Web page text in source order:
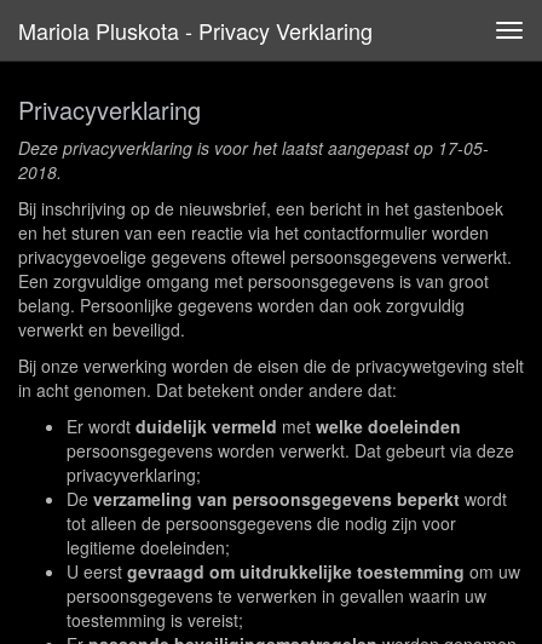
Mariola Pluskota - Privacy Verklaring
Privacyverklaring
Deze privacyverklaring is voor het laatst aangepast op 17-05-
2018.
Bij inschrijving op de nieuwsbrief, een bericht in het gastenboek
en het sturen van een reactie via het contactformulier worden
privacygevoelige gegevens oftewel persoonsgegevens verwerkt.
Een zorgvuldige omgang met persoonsgegevens is van groot
belang. Persoonlijke gegevens worden dan ook zorgvuldig
verwerkt en beveiligd.
Bij onze verwerking worden de eisen die de privacywetgeving stelt
in acht genomen. Dat betekent onder andere dat:
Er wordt duidelijk vermeld met welke doeleinden
persoonsgegevens worden verwerkt. Dat gebeurt via deze
privacyverklaring;
De verzameling van persoonsgegevens beperkt wordt
tot alleen de persoonsgegevens die nodig zijn voor
legitieme doeleinden;
U eerst gevraagd om uitdrukkelijke toestemming om uw
persoonsgegevens te verwerken in gevallen waarin uw
toestemming is vereist;